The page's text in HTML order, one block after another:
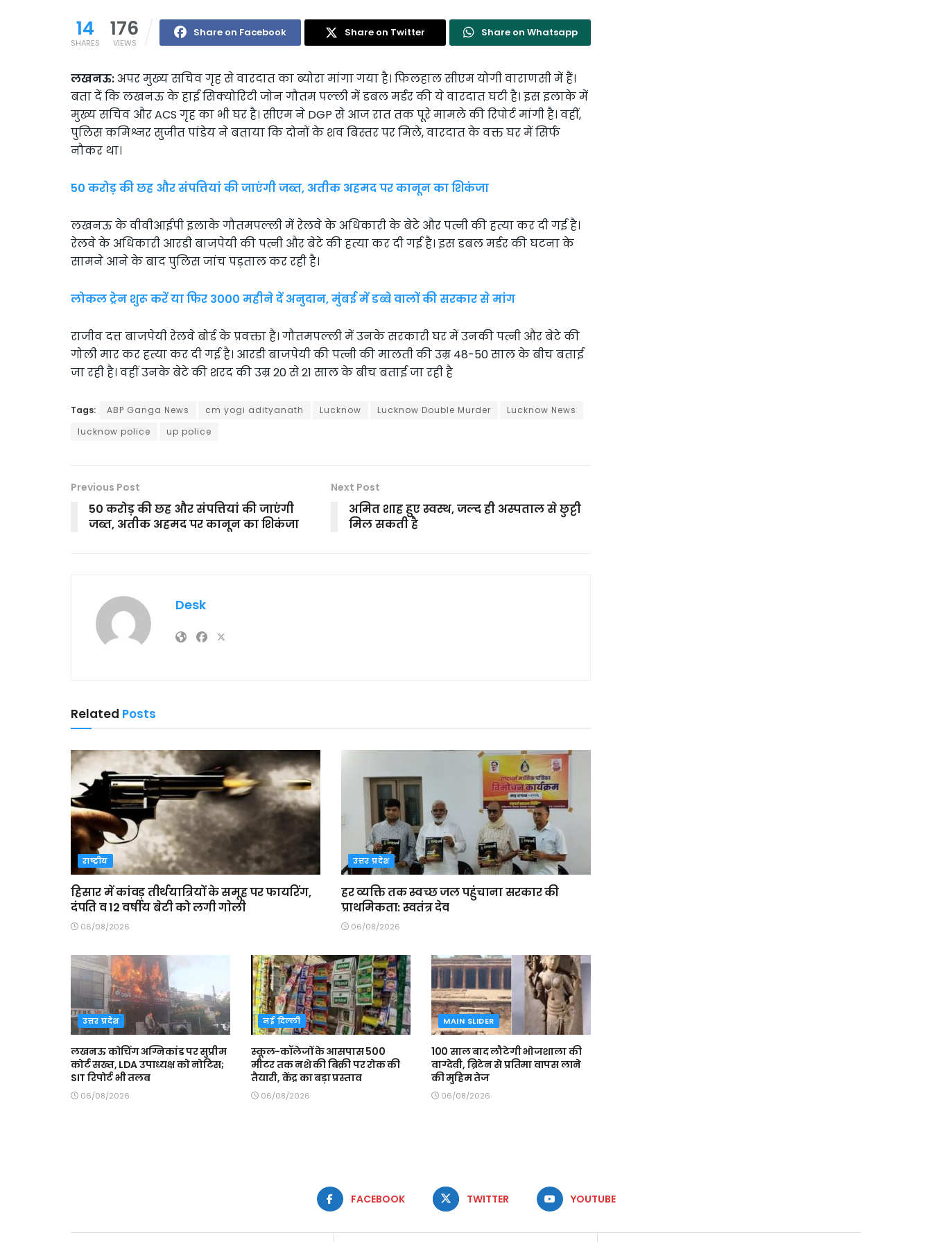
14
SHARES
176
VIEWS
Share on Facebook Share on Twitter Share on Whatsapp
लखनऊ:अपर मुख्य सचिव गृह से वारदात का ब्योरा मांगा गया है। फिलहाल सीएम योगी वाराणसी में हैं।
बता दें कि लखनऊ के हाई सिक्योरिटी जोन गौतम पल्ली में डबल मर्डर की ये वारदात घटी है। इस इलाके में
मुख्य सचिव और ACS गृह का भी घर है। सीएम ने DGP से आज रात तक पूरे मामले की रिपोर्ट मांगी है। वहीं,
पुलिस कमिश्नर सुजीत पांडेय ने बताया कि दोनों के शव बिस्तर पर मिले, वारदात के वक्त घर में सिर्फ
नौकर था।
50 करोड़ की छह और संपत्तियां की जाएंगी जब्त, अतीक अहमद पर कानून का शिकंजा
लखनऊ के वीवीआईपी इलाके गौतमपल्ली में रेलवे के अधिकारी के बेटे और पत्नी की हत्या कर दी गई है।
रेलवे के अधिकारी आरडी बाजपेयी की पत्नी और बेटे की हत्या कर दी गई है। इस डबल मर्डर की घटना के
सामने आने के बाद पुलिस जांच पड़ताल कर रही है।
लोकल ट्रेन शुरू करें या फिर 3000 महीने दें अनुदान, मुंबई में डब्बे वालों की सरकार से मांग
राजीव दत्त बाजपेयी रेलवे बोर्ड के प्रवक्ता हैं। गौतमपल्ली में उनके सरकारी घर में उनकी पत्नी और बेटे की
गोली मार कर हत्या कर दी गई है। आरडी बाजपेयी की पत्नी की मालती की उम्र 48-50 साल के बीच बताई
जा रही है। वहीं उनके बेटे की शरद की उम्र 20 से 21 साल के बीच बताई जा रही है
Tags: ABP Ganga News cm yogi adityanath Lucknow Lucknow Double Murder
Lucknow News
lucknow police
up police
Previous Post
50 करोड़ की छह और संपत्तियां की जाएंगी
जब्त, अतीक अहमद पर कानून का शिकंजा
Next Post
अमित शाह हुए स्वस्थ, जल्द ही अस्पताल से छुट्टी
मिल सकती है
Desk
Related Posts
राष्ट्रीय
हिसार में कांवड़ तीर्थयात्रियों के समूह पर फायरिंग,
दंपति व 12 वर्षीय बेटी को लगी गाेली
06/08/2026
उत्तर प्रदेश
हर व्यक्ति तक स्वच्छ जल पहुंचाना सरकार की
प्राथमिकता: स्वतंत्र देव
06/08/2026
उत्तर प्रदेश
लखनऊ कोचिंग अग्निकांड पर सुप्रीम
कोर्ट सख्त, LDA उपाध्यक्ष को नोटिस;
SIT रिपोर्ट भी तलब
06/08/2026
नई दिल्ली
स्कूल-कॉलेजों के आसपास 500
मीटर तक नशे की बिक्री पर रोक की
तैयारी, केंद्र का बड़ा प्रस्ताव
06/08/2026
MAIN SLIDER
100 साल बाद लौटेगी भोजशाला की
वाग्देवी, ब्रिटेन से प्रतिमा वापस लाने
की मुहिम तेज
06/08/2026
FACEBOOK TWITTER YOUTUBE